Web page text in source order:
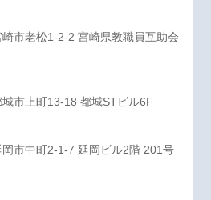
市老松1-2-2 宮崎県教職員互助会
市上町13-18 都城STビル6F
市中町2-1-7 延岡ビル2階 201号